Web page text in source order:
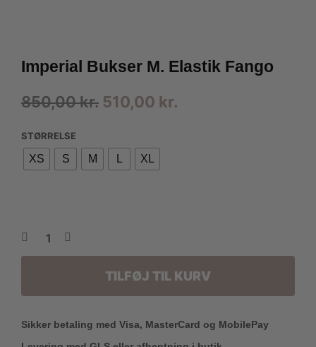
Imperial Bukser M. Elastik Fango
850,00kr. Den
pris
var:
510,00 kr.
STØRRELSE
XS S M XL
TILFØJ TIL KURV
Sikker betaling med Visa, MasterCard og MobilePay